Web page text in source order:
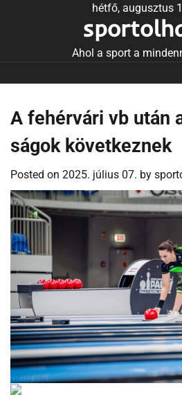
hétfő, augusztus
Ahol a sport a
A fehérvári vb után
ságok következnek
Posted on 2025. július 07. by